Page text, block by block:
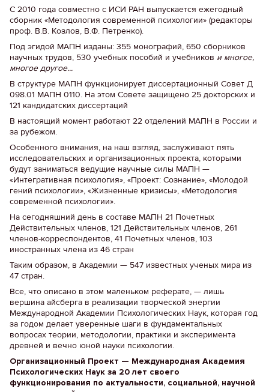
С 2010 года совместно с ИСИ РАН выпускается ежегодный
сборник «Методология современной психологии» (редакторы
проф. В.В. Козлов, В.Ф. Петренко).
Под эгидой МАПН изданы: 355 монографий, 650 сборников
научных трудов, 530 учебных пособий и учебников и многое,
многое другое...
В структуре МАПН функционирует диссертационный Совет Д
098.01 МАПН 0110. На этом Совете защищено 25 докторских и
121 кандидатских диссертаций
В настоящий момент работают 22 отделений МАПН в России и
за рубежом.
Особенного внимания, на наш взгляд, заслуживают пять
исследовательских и организационных проекта, которыми
будут заниматься ведущие научные силы МАПН —
«Интегративная психология», «Проект: Сознание», «Молодой
гений психологии», «Жизненные кризисы», «Методология
современной психологии».
На сегодняшний день в составе МАПН 21 Почетных
Действительных членов, 121 Действительных членов, 261
членов-корреспондентов, 41 Почетных членов, 103
иностранных члена из 46 стран
Таким образом, в Академии — 547 известных ученых мира из
47 стран.
Все, что описано в этом маленьком реферате, — лишь
вершина айсберга в реализации творческой энергии
Международной Академии Психологических Наук, которая год
за годом делает уверенные шаги в фундаментальных
вопросах теории, методологии, практики и эксперимента
древней и вечно юной науки психологии.
Организационный Проект — Международная Академия
Психологических Наук за 20 лет своего
функционирования по актуальности, социальной, научной